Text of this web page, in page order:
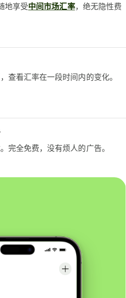
地享受中间市场汇率，绝无隐性费
查看汇率在一段时间内的变化。
完全免费，没有烦人的广告。